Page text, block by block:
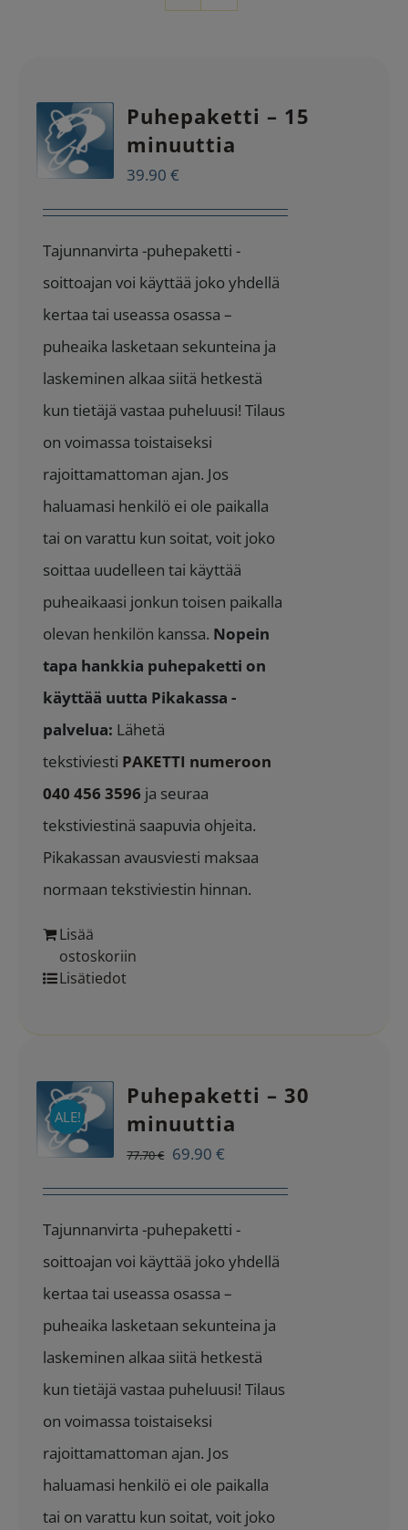
Puhepaketti – 15
minuuttia
39.90€
Tajunnanvirta -puhepaketti -
soittoajan voi käyttää joko yhdellä
kertaa tai useassa osassa –
puheaika lasketaan sekunteina ja
laskeminen alkaa siitä hetkestä
kun tietäjä vastaa puheluusi! Tilaus
on voimassa toistaiseksi
rajoittamattoman ajan. Jos
haluamasi henkilö ei ole paikalla
tai on varattu kun soitat, voit joko
soittaa uudelleen tai käyttää
puheaikaasi jonkun toisen paikalla
olevan henkilön kanssa. Nopein
tapa hankkia puhepaketti on
käyttää uutta Pikakassa -
palvelua: Lähetä
tekstiviesti PAKETTI numeroon
040 456 3596 ja seuraa
tekstiviestinä saapuvia ohjeita.
Pikakassan avausviesti maksaa
normaan tekstiviestin hinnan.
Lisää
ostoskoriin
Lisätiedot
ALE!
Puhepaketti – 30
minuuttia
77.70€ Alkuperäinen
hinta
69.90€
hinta
Tajunnanvirta -puhepaketti -
soittoajan voi käyttää joko yhdellä
kertaa tai useassa osassa –
puheaika lasketaan sekunteina ja
laskeminen alkaa siitä hetkestä
kun tietäjä vastaa puheluusi! Tilaus
on voimassa toistaiseksi
rajoittamattoman ajan. Jos
haluamasi henkilö ei ole paikalla
tai on varattu kun soitat, voit joko